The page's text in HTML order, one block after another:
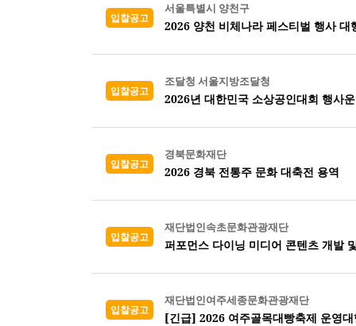
입찰공고
서울특별시 양천구
2026 양천 비체나라 페스티벌 행사 대
입찰공고
조달청 서울지방조달청
2026년 대한민국 소상공인대회 행사
입찰공고
경북문화재단
2026 경북 전통주 문화 대축전 용역
입찰공고
재단법인속초문화관광재단
퍼포먼스 다이닝 미디어 콘텐츠 개발
입찰공고
재단법인여주세종문화관광재단
[긴급] 2026 여주골목대빵축제 운영